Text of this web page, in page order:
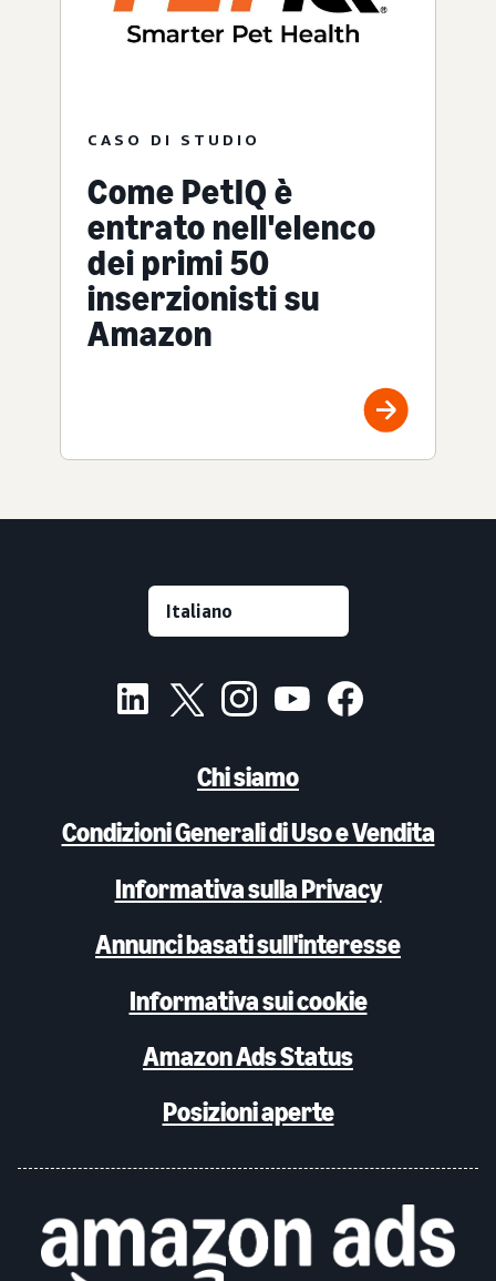
CASO DI STUDIO
Come PetIQ è
entrato nell'elenco
dei primi 50
inserzionisti su
Amazon
Chi siamo
Condizioni Generali di Uso e Vendita
Informativa sulla Privacy
Annunci basati sull'interesse
Informativa sui cookie
Amazon Ads Status
Posizioni aperte